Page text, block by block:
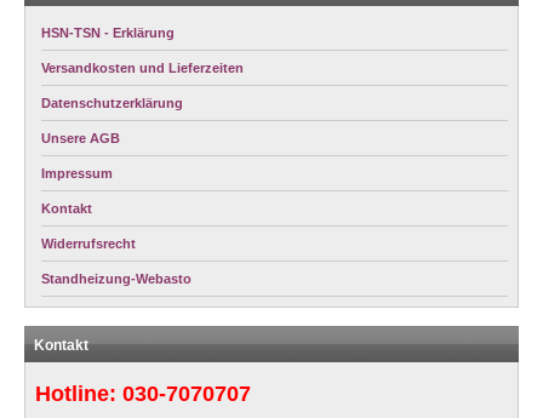
HSN-TSN - Erklärung
Versandkosten und Lieferzeiten
Datenschutzerklärung
Unsere AGB
Impressum
Kontakt
Widerrufsrecht
Standheizung-Webasto
Kontakt
Hotline: 030-7070707